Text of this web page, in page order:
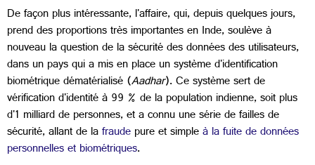
De façon plus intéressante, l'affaire, qui, depuis quelques jours,
prend des proportions très importantes en Inde, soulève à
nouveau la question de la sécurité des données des utilisateurs,
dans un pays qui a mis en place un système d'identification
biométrique dématérialisé (Aadhar). Ce système sert de
vérification d'identité à 99 % de la population indienne, soit plus
d'1 milliard de personnes, et a connu une série de failles de
sécurité, allant de lafraudepure et simpleà la fuite de données
personnelles et biométriques.